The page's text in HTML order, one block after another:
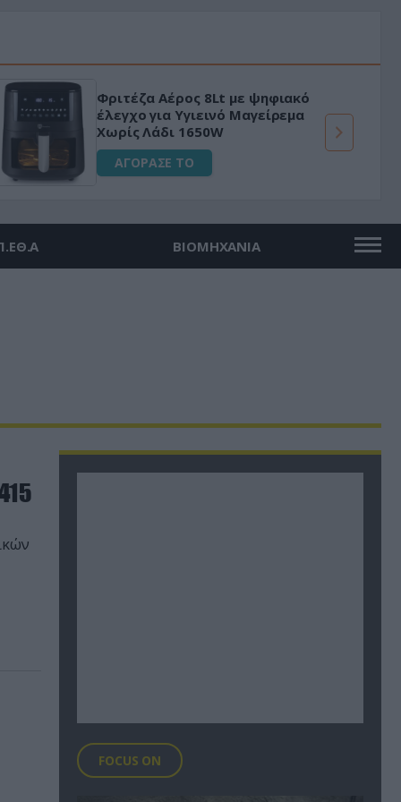
Φριτέζα Αέρος 8Lt με ψηφιακό
έλεγχο για Υγιεινό Μαγείρεμα
Χωρίς Λάδι 1650W
ΑΓΟΡΑΣΕ ΤΟ
ΒΙΟΜΗΧΑΝΙΑ
FOCUS ON